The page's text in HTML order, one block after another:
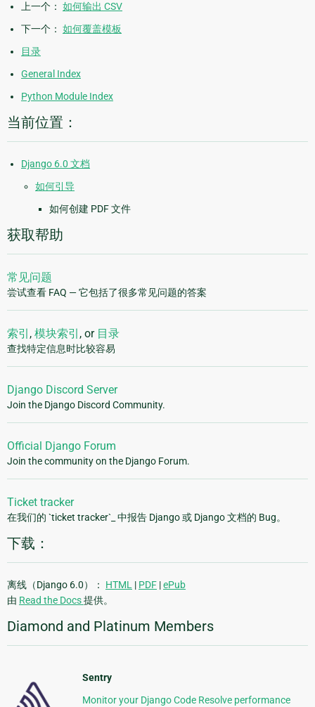
上一个： 如何输出 CSV
下一个： 如何覆盖模板
目录
General Index
Python Module Index
当前位置：
Django 6.0 文档
如何引导
如何创建 PDF 文件
获取帮助
常见问题
尝试查看 FAQ — 它包括了很多常见问题的答案
索引 , 模块索引 , or 目录
查找特定信息时比较容易
Django Discord Server
Join the Django Discord Community.
Official Django Forum
Join the community on the Django Forum.
Ticket tracker
在我们的 `ticket tracker`_ 中报告 Django 或 Django 文档的 Bug。
下载：
离线（Django 6.0）： HTML | PDF |ePub
由 Read the Docs提供。
Diamond and Platinum Members
Sentry
Monitor your Django Code Resolve performance